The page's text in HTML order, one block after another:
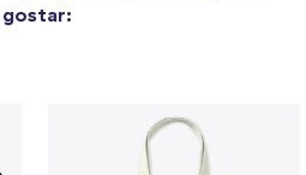
gostar: